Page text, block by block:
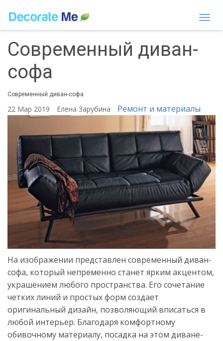
Современный диван-
софа
Современный диван-софа
22 Мар 2019 Елена Зарубина Ремонт и материалы
На изображении представлен современный диван-
софа, который непременно станет ярким акцентом,
украшением любого пространства. Его сочетание
четких линий и простых форм создает
оригинальный дизайн, позволяющий вписаться в
любой интерьер. Благодаря комфортному
обивочному материалу, посадка на этом диване-